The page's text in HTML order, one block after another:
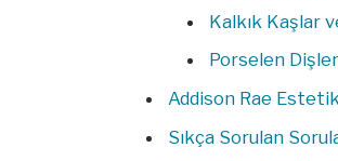
Kalkık Kaşlar
Porselen
Addison Rae
Sıkça Sorulan